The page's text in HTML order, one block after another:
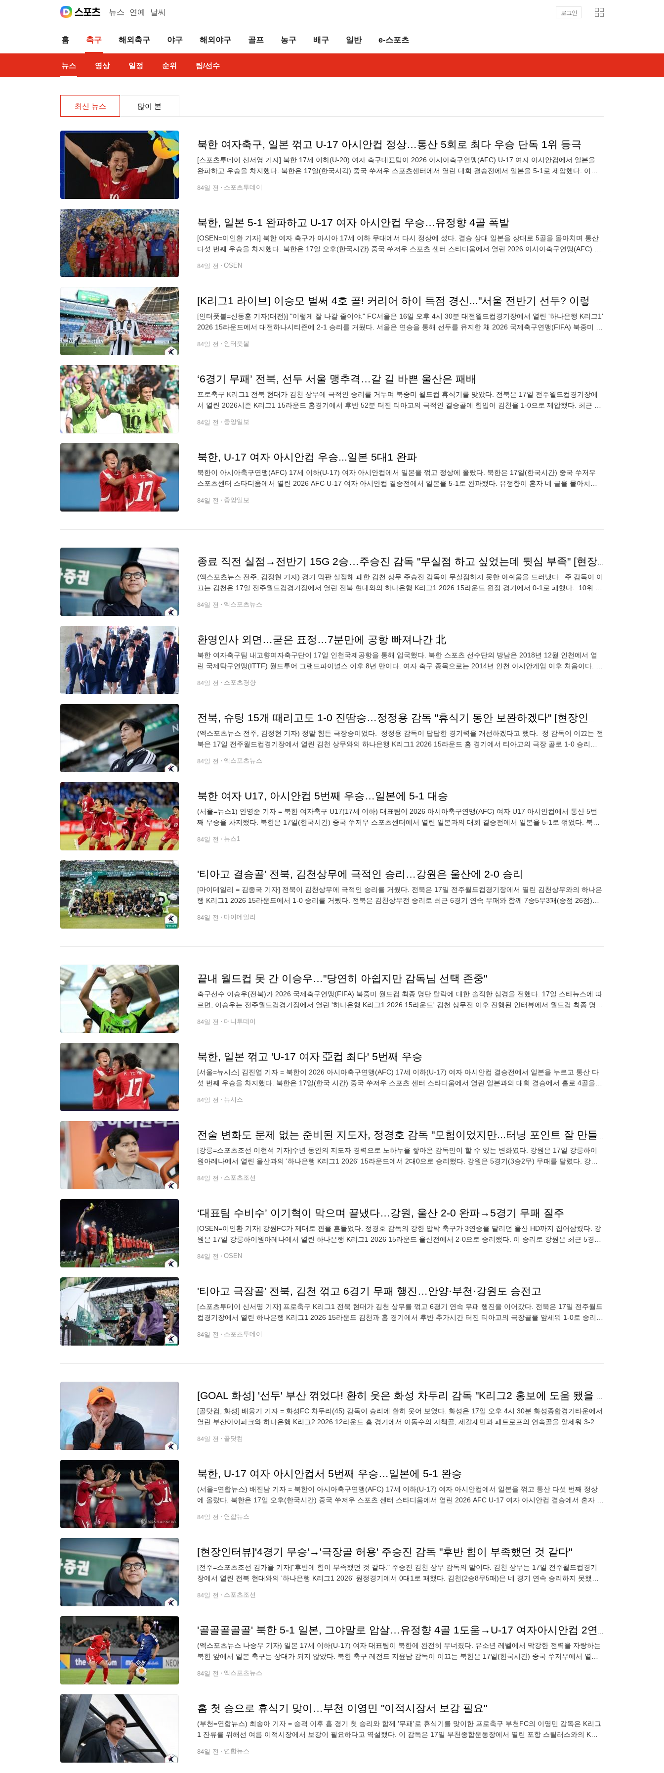
뉴스 연예 날씨 로그인
홈 축구 해외축구 야구 해외야구 골프 농구 배구 일반 e-스포츠
뉴스 영상 일정 순위 팀/선수
최신 뉴스 많이 본
북한 여자축구, 일본 꺾고 U-17 아시안컵 정상…통산 5회로 최다 우승 단독 1위 등극
[스포츠투데이 신서영 기자] 북한 17세 이하(U-20) 여자 축구대표팀이 2026 아시아축구연맹(AFC) U-17 여자 아시안컵에서 일본을
완파하고 우승을 차지했다. 북한은 17일(한국시각) 중국 쑤저우 스포츠센터에서 열린 대회 결승전에서 일본을 5-1로 제압했다. 이로
84일 전 스포츠투데이
북한, 일본 5-1 완파하고 U-17 여자 아시안컵 우승…유정향 4골 폭발
[OSEN=이인환 기자] 북한 여자 축구가 아시아 17세 이하 무대에서 다시 정상에 섰다. 결승 상대 일본을 상대로 5골을 몰아치며 통산
다섯 번째 우승을 차지했다. 북한은 17일 오후(한국시간) 중국 쑤저우 스포츠 센터 스타디움에서 열린 2026 아시아축구연맹(AFC) U-
84일 전 OSEN
[K리그1 라이브] 이승모 벌써 4호 골! 커리어 하이 득점 경신..."서울 전반기 선두? 이렇게 잘 나갈 거라고 상상 못해"
[인터풋볼=신동훈 기자(대전)] "이렇게 잘 나갈 줄이야." FC서울은 16일 오후 4시 30분 대전월드컵경기장에서 열린 '하나은행 K리그1'
2026 15라운드에서 대전하나시티즌에 2-1 승리를 거뒀다. 서울은 연승을 통해 선두를 유지한 채 2026 국제축구연맹(FIFA) 북중미 월
84일 전 인터풋볼
‘6경기 무패’ 전북, 선두 서울 맹추격…갈 길 바쁜 울산은 패배
프로축구 K리그1 전북 현대가 김천 상무에 극적인 승리를 거두며 북중미 월드컵 휴식기를 맞았다. 전북은 17일 전주월드컵경기장에
서 열린 2026시즌 K리그1 15라운드 홈경기에서 후반 52분 터진 티아고의 극적인 결승골에 힘입어 김천을 1-0으로 제압했다. 최근 2
84일 전 중앙일보
북한, U-17 여자 아시안컵 우승...일본 5대1 완파
북한이 아시아축구연맹(AFC) 17세 이하(U-17) 여자 아시안컵에서 일본을 꺾고 정상에 올랐다. 북한은 17일(한국시간) 중국 쑤저우
스포츠센터 스타디움에서 열린 2026 AFC U-17 여자 아시안컵 결승전에서 일본을 5-1로 완파했다. 유정향이 혼자 네 골을 몰아치며
84일 전 중앙일보
종료 직전 실점→전반기 15G 2승…주승진 감독 "무실점 하고 싶었는데 뒷심 부족" [현장인터뷰]
(엑스포츠뉴스 전주, 김정현 기자) 경기 막판 실점해 패한 김천 상무 주승진 감독이 무실점하지 못한 아쉬움을 드러냈다. 주 감독이 이
끄는 김천은 17일 전주월드컵경기장에서 열린 전북 현대와의 하나은행 K리그1 2026 15라운드 원정 경기에서 0-1로 패했다. 10위 김
84일 전 엑스포츠뉴스
환영인사 외면…굳은 표정…7분만에 공항 빠져나간 北
북한 여자축구팀 내고향여자축구단이 17일 인천국제공항을 통해 입국했다. 북한 스포츠 선수단의 방남은 2018년 12월 인천에서 열
린 국제탁구연맹(ITTF) 월드투어 그랜드파이널스 이후 8년 만이다. 여자 축구 종목으로는 2014년 인천 아시안게임 이후 처음이다. 내
84일 전 스포츠경향
전북, 슈팅 15개 때리고도 1-0 진땀승…정정용 감독 "휴식기 동안 보완하겠다" [현장인터뷰]
(엑스포츠뉴스 전주, 김정현 기자) 정말 힘든 극장승이었다. 정정용 감독이 답답한 경기력을 개선하겠다고 했다. 정 감독이 이끄는 전
북은 17일 전주월드컵경기장에서 열린 김천 상무와의 하나은행 K리그1 2026 15라운드 홈 경기에서 티아고의 극장 골로 1-0 승리했
84일 전 엑스포츠뉴스
북한 여자 U17, 아시안컵 5번째 우승…일본에 5-1 대승
(서울=뉴스1) 안영준 기자 = 북한 여자축구 U17(17세 이하) 대표팀이 2026 아시아축구연맹(AFC) 여자 U17 아시안컵에서 통산 5번
째 우승을 차지했다. 북한은 17일(한국시간) 중국 쑤저우 스포츠센터에서 열린 일본과의 대회 결승전에서 일본을 5-1로 꺾었다. 북한
84일 전 뉴스1
'티아고 결승골' 전북, 김천상무에 극적인 승리…강원은 울산에 2-0 승리
[마이데일리 = 김종국 기자] 전북이 김천상무에 극적인 승리를 거뒀다. 전북은 17일 전주월드컵경기장에서 열린 김천상무와의 하나은
행 K리그1 2026 15라운드에서 1-0 승리를 거뒀다. 전북은 김천상무전 승리로 최근 6경기 연속 무패와 함께 7승5무3패(승점 26점)의
84일 전 마이데일리
끝내 월드컵 못 간 이승우…"당연히 아쉽지만 감독님 선택 존중"
축구선수 이승우(전북)가 2026 국제축구연맹(FIFA) 북중미 월드컵 최종 명단 탈락에 대한 솔직한 심경을 전했다. 17일 스타뉴스에 따
르면, 이승우는 전주월드컵경기장에서 열린 '하나은행 K리그1 2026 15라운드' 김천 상무전 이후 진행된 인터뷰에서 월드컵 최종 명단
84일 전 머니투데이
북한, 일본 꺾고 'U-17 여자 亞컵 최다' 5번째 우승
[서울=뉴시스] 김진엽 기자 = 북한이 2026 아시아축구연맹(AFC) 17세 이하(U-17) 여자 아시안컵 결승전에서 일본을 누르고 통산 다
섯 번째 우승을 차지했다. 북한은 17일(한국 시간) 중국 쑤저우 스포츠 센터 스타디움에서 열린 일본과의 대회 결승에서 홀로 4골을
84일 전 뉴시스
전술 변화도 문제 없는 준비된 지도자, 정경호 감독 "모험이었지만...터닝 포인트 잘 만들었다"[현장기자회견]
[강릉=스포츠조선 이현석 기자]수년 동안의 지도자 경력으로 노하누을 쌓아온 감독만이 할 수 있는 변화였다. 강원은 17일 강릉하이
원아레나에서 열린 울산과의 '하나은행 K리그1 2026' 15라운드에서 2대0으로 승리했다. 강원은 5경기(3승2무) 무패를 달렸다. 강원
84일 전 스포츠조선
‘대표팀 수비수’ 이기혁이 막으며 끝냈다…강원, 울산 2-0 완파→5경기 무패 질주
[OSEN=이인환 기자] 강원FC가 제대로 판을 흔들었다. 정경호 감독의 강한 압박 축구가 3연승을 달리던 울산 HD까지 집어삼켰다. 강
원은 17일 강릉하이원아레나에서 열린 하나은행 K리그1 2026 15라운드 울산전에서 2-0으로 승리했다. 이 승리로 강원은 최근 5경기
84일 전 OSEN
'티아고 극장골' 전북, 김천 꺾고 6경기 무패 행진…안양·부천·강원도 승전고
[스포츠투데이 신서영 기자] 프로축구 K리그1 전북 현대가 김천 상무를 꺾고 6경기 연속 무패 행진을 이어갔다. 전북은 17일 전주월드
컵경기장에서 열린 하나은행 K리그1 2026 15라운드 김천과 홈 경기에서 후반 추가시간 터진 티아고의 극장골을 앞세워 1-0로 승리했
84일 전 스포츠투데이
[GOAL 화성] '선두' 부산 꺾었다! 환히 웃은 화성 차두리 감독 "K리그2 홍보에 도움 됐을 경기"
[골닷컴, 화성] 배웅기 기자 = 화성FC 차두리(45) 감독이 승리에 환히 웃어 보였다. 화성은 17일 오후 4시 30분 화성종합경기타운에서
열린 부산아이파크와 하나은행 K리그2 2026 12라운드 홈 경기에서 이동수의 자책골, 제갈재민과 페트로프의 연속골을 앞세워 3-2로
84일 전 골닷컴
북한, U-17 여자 아시안컵서 5번째 우승…일본에 5-1 완승
(서울=연합뉴스) 배진남 기자 = 북한이 아시아축구연맹(AFC) 17세 이하(U-17) 여자 아시안컵에서 일본을 꺾고 통산 다섯 번째 정상
에 올랐다. 북한은 17일 오후(한국시간) 중국 쑤저우 스포츠 센터 스타디움에서 열린 2026 AFC U-17 여자 아시안컵 결승에서 혼자 네
84일 전 연합뉴스
[현장인터뷰]'4경기 무승'→'극장골 허용' 주승진 감독 "후반 힘이 부족했던 것 같다"
[전주=스포츠조선 김가을 기자]"후반에 힘이 부족했던 것 같다." 주승진 김천 상무 감독의 말이다. 김천 상무는 17일 전주월드컵경기
장에서 열린 전북 현대와의 '하나은행 K리그1 2026' 원정경기에서 0대1로 패했다. 김천(2승8무5패)은 네 경기 연속 승리하지 못했다.
84일 전 스포츠조선
'골골골골골' 북한 5-1 일본, 그야말로 압살…유정향 4골 1도움→U-17 여자아시안컵 2연패 달성
(엑스포츠뉴스 나승우 기자) 일본 17세 이하(U-17) 여자 대표팀이 북한에 완전히 무너졌다. 유소년 레벨에서 막강한 전력을 자랑하는
북한 앞에서 일본 축구는 상대가 되지 않았다. 북한 축구 레전드 지윤남 감독이 이끄는 북한은 17일(한국시간) 중국 쑤저우에서 열린
84일 전 엑스포츠뉴스
홈 첫 승으로 휴식기 맞이…부천 이영민 "이적시장서 보강 필요"
(부천=연합뉴스) 최송아 기자 = 승격 이후 홈 경기 첫 승리와 함께 '무패'로 휴식기를 맞이한 프로축구 부천FC의 이영민 감독은 K리그
1 잔류를 위해선 여름 이적시장에서 보강이 필요하다고 역설했다. 이 감독은 17일 부천종합운동장에서 열린 포항 스틸러스와의 K리
84일 전 연합뉴스